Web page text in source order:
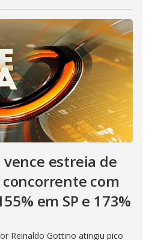
vence estreia de
com
em SP e 173%
Reinaldo Gottino atingiu pico